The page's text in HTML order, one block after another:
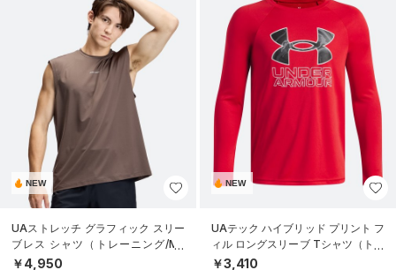
NEW
UAストレッチ グラフィック スリー
ブレス シャツ（トレーニング/ME
N）
￥4,950
NEW
UAテック ハイブリッド プリント フ
ィル ロングスリーブ Tシャツ（トレ
ーニング/BOYS）
￥3,410